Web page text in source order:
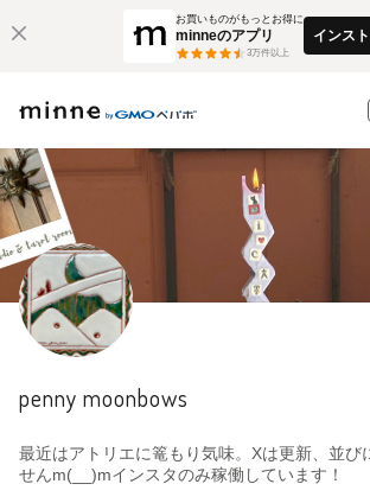
お買いものがもっとお得に
minneのアプリ
3万件以上
インス
penny moonbows
最近はアトリエに篭もり気味。Xは更新、並び
せんm(__)mインスタのみ稼働しています！